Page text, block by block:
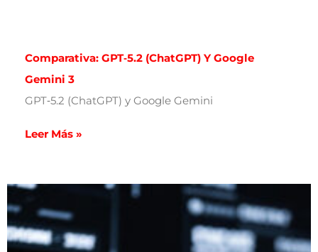
Comparativa: GPT‑5.2 (ChatGPT) Y Google
Gemini 3
GPT‑5.2 (ChatGPT) y Google Gemini
Leer Más »